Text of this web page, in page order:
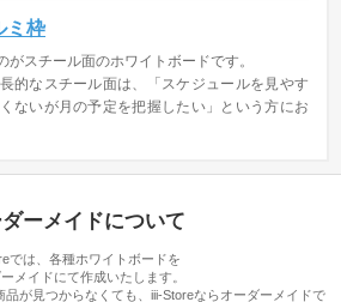
ミ枠
スチール面のホワイトボードです。
的なスチール面は、「スケジュールを見やす
ないが月の予定を把握したい」という方にお
ーメイドについて
では、各種ホワイトボードを
メイドにて作成いたします。
が見つからなくても、iii-Storeならオーダーメイドで